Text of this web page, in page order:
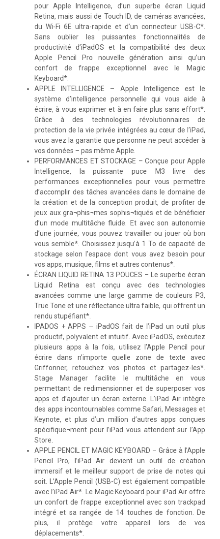
pour Apple Intelligence, d’un superbe écran Liquid
Retina, mais aussi de Touch ID, de caméras avancées,
du Wi-Fi 6E ultra-rapide et d’un connecteur USB-C*.
Sans oublier les puissantes fonctionnalités de
productivité d’iPadOS et la compatibilité des deux
Apple Pencil Pro nouvelle génération ainsi qu’un
confort de frappe exceptionnel avec le Magic
Keyboard*.
APPLE INTELLIGENCE – Apple Intelligence est le
système d’intelligence personnelle qui vous aide à
écrire, à vous exprimer et à en faire plus sans effort*.
Grâce à des technologies révolutionnaires de
protection de la vie privée intégrées au cœur de l’iPad,
vous avez la garantie que personne ne peut accéder à
vos données – pas même Apple.
PERFORMANCES ET STOCKAGE – Conçue pour Apple
Intelligence, la puissante puce M3 livre des
performances exceptionnelles pour vous permettre
d’accomplir des tâches avancées dans le domaine de
la création et de la conception produit, de profiter de
jeux aux gra¬phis¬mes sophis¬tiqués et de bénéficier
d’un mode multitâche fluide. Et avec son autonomie
d’une journée, vous pouvez travailler ou jouer où bon
vous semble*. Choisissez jusqu’à 1 To de capacité de
stockage selon l’espace dont vous avez besoin pour
vos apps, musique, films et autres contenus*.
ÉCRAN LIQUID RETINA 13 POUCES – Le superbe écran
Liquid Retina est conçu avec des technologies
avancées comme une large gamme de couleurs P3,
True Tone et une réflectance ultra faible, qui offrent un
rendu stupéfiant*.
IPADOS + APPS – iPadOS fait de l’iPad un outil plus
productif, polyvalent et intuitif. Avec iPadOS, exécutez
plusieurs apps à la fois, utilisez l’Apple Pencil pour
écrire dans n’importe quelle zone de texte avec
Griffonner, retouchez vos photos et partagez-les*.
Stage Manager facilite le multitâche en vous
permettant de redimensionner et de superposer vos
apps et d’ajouter un écran externe. L’iPad Air intègre
des apps incontournables comme Safari, Messages et
Keynote, et plus d’un million d’autres apps conçues
spécifique¬ment pour l’iPad vous attendent sur l’App
Store.
APPLE PENCIL ET MAGIC KEYBOARD – Grâce à l’Apple
Pencil Pro, l’iPad Air devient un outil de création
immersif et le meilleur support de prise de notes qui
soit. L’Apple Pencil (USB-C) est également compatible
avec l’iPad Air*. Le Magic Keyboard pour iPad Air offre
un confort de frappe exceptionnel avec son trackpad
intégré et sa rangée de 14 touches de fonction. De
plus, il protège votre appareil lors de vos
déplacements*.